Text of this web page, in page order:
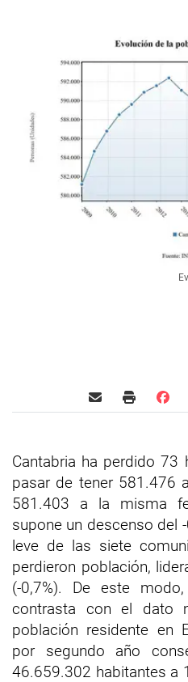
Cantabria ha perdido 73
pasar de tener 581.476
581.403 a la misma
supone un descenso del
leve de las siete
perdieron población,
(-0,7%). De este
contrasta con el dato
población residente en
por segundo año
46.659.302 habitantes a